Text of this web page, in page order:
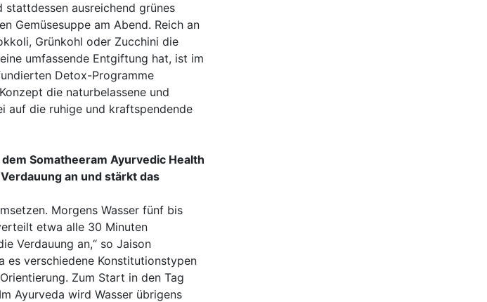
ausreichend grünes
Gemüsesuppe am Abend. Reich an
Grünkohl oder Zucchini die
umfassende Entgiftung hat, ist im
Detox-Programme
die naturbelassene und
auf die ruhige und kraftspendende
Somatheeram Ayurvedic Health
an und stärkt das
Morgens Wasser fünf bis
etwa alle 30 Minuten
Verdauung an,“ so Jaison
es verschiedene Konstitutionstypen
Zum Start in den Tag
Ayurveda wird Wasser übrigens